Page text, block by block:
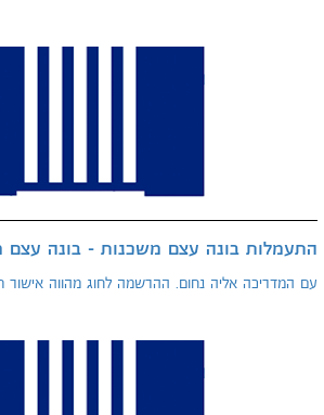
התעמלות בונה עצם משכנות - בונה עצם
עם המדריכה אליה נחום. ההרשמה לחוג מהווה אישור